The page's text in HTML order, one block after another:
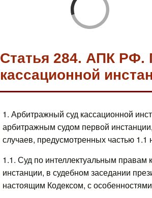
Статья 284. АПК РФ.
кассационной
1. Арбитражный суд кассационной
арбитражным судом первой
случаев, предусмотренных частью 1.1
1.1. Суд по интеллектуальным правам
инстанции, в судебном заседании
настоящим Кодексом, с